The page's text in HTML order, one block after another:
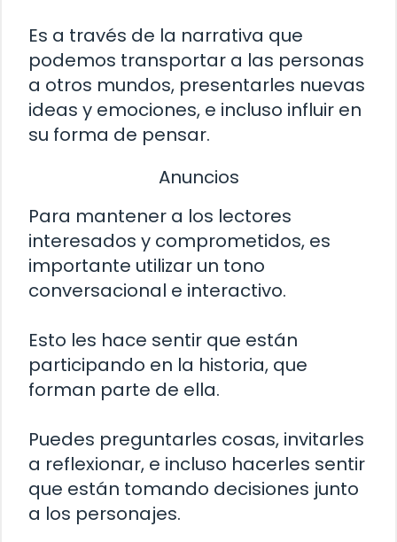
Es a través de la narrativa que
podemos transportar a las personas
a otros mundos, presentarles nuevas
ideas y emociones, e incluso influir en
su forma de pensar.
Anuncios
Para mantener a los lectores
interesados y comprometidos, es
importante utilizar un tono
conversacional e interactivo.
Esto les hace sentir que están
participando en la historia, que
forman parte de ella.
Puedes preguntarles cosas, invitarles
a reflexionar, e incluso hacerles sentir
que están tomando decisiones junto
a los personajes.